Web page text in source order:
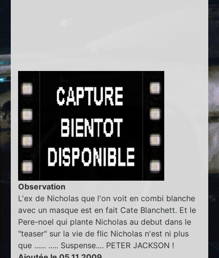
Observation
L'ex de Nicholas que l'on voit en combi blanche
avec un masque est en fait Cate Blanchett. Et le
Pere-noel qui plante Nicholas au debut dans le
"teaser" sur la vie de flic Nicholas n'est ni plus
que ...... ..... Suspense.... PETER JACKSON !